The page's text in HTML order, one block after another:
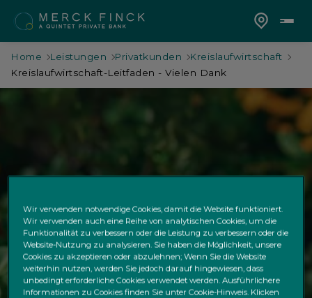
Home Leistungen Privatkunden
Kreislaufwirtschaft
Kreislaufwirtschaft-Leitfaden - Vielen Dank
Wir verwenden notwendige Cookies, damit die Website funktioniert.
Wir verwenden auch eine Reihe von analytischen Cookies, um die
Funktionalität zu verbessern oder die Leistung zu verbessern oder die
Website-Nutzung zu analysieren. Sie haben die Möglichkeit, unsere
Cookies zu akzeptieren oder abzulehnen; Wenn Sie die Website
weiterhin nutzen, werden Sie jedoch darauf hingewiesen, dass
unbedingt erforderliche Cookies verwendet werden. Ausführlichere
Informationen zu Cookies finden Sie unter Cookie-Hinweis. Klicken